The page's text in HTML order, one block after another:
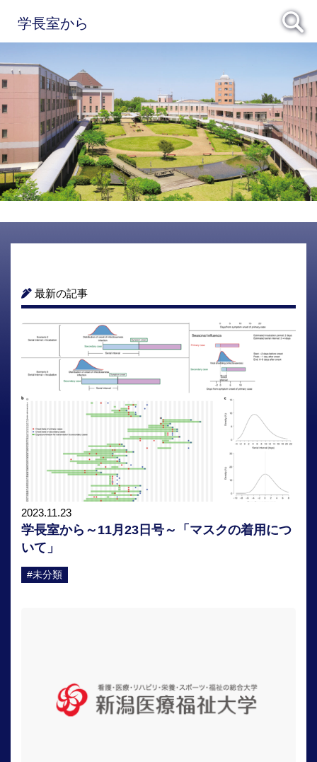
学長室から
最新の記事
2023.11.23
学長室から～11月23日号～「マスクの着用につ
いて」
#未分類